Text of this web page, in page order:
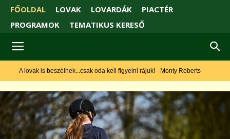
FŐOLDAL LOVAK LOVARDÁK
PIACTÉR
PROGRAMOK
TEMATIKUS KERESŐ
is beszélnek...csak oda kell figyelni rájuk! - Monty Roberts